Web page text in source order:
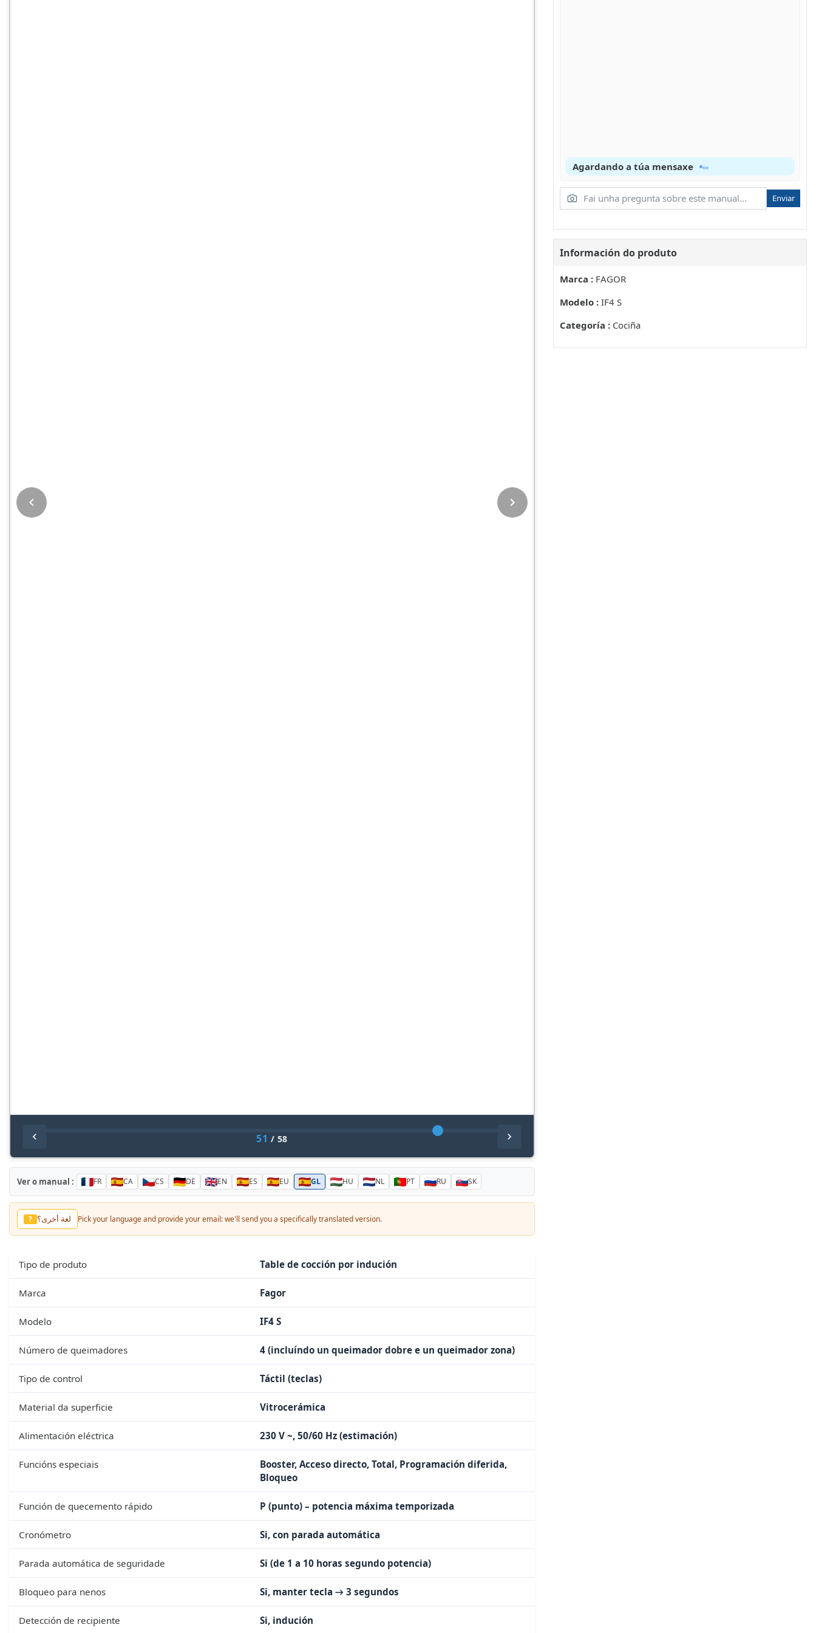
51 / 58
Ver o manual : FR CA CS DE EN ES EU GL HU NL PT RU SK
? لغة أخرى؟ Pick your language and provide your email: we'll send you a specifically translated version.
Tipo de produto Table de cocción por indución
Marca Fagor
Modelo IF4 S
Número de queimadores 4 (incluíndo un queimador dobre e un queimador zona)
Tipo de control Táctil (teclas)
Material da superficie Vitrocerámica
Alimentación eléctrica 230 V ~, 50/60 Hz (estimación)
Funcións especiais
Booster, Acceso directo, Total, Programación diferida,
Bloqueo
Función de quecemento rápido P (punto) – potencia máxima temporizada
Cronómetro Si, con parada automática
Parada automática de seguridade Si (de 1 a 10 horas segundo potencia)
Bloqueo para nenos Si, manter tecla → 3 segundos
Detección de recipiente Si, indución
Agardando a túa mensaxe
Enviar
Información do produto
Marca : FAGOR
Modelo : IF4 S
Categoría : Cociña